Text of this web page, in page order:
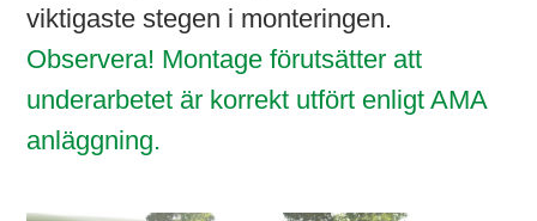
viktigaste stegen i monteringen.
Observera! Montage förutsätter att
underarbetet är korrekt utfört enligt AMA
anläggning.